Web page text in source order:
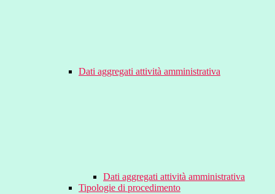
Dati aggregati attività amministrativa
Dati aggregati attività amministrativa
Tipologie di procedimento